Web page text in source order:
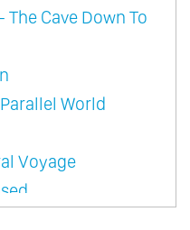
Cave Down To
World
Voyage